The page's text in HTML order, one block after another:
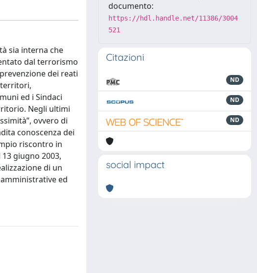
sia interna che
dal terrorismo
dei reati
ed i Sindaci
Negli ultimi
ovvero di
conoscenza dei
riscontro in
giugno 2003,
di un
ed
documento:
https://hdl.handle.net/11386/3004
521
Citazioni
ND
ND
ND
social impact